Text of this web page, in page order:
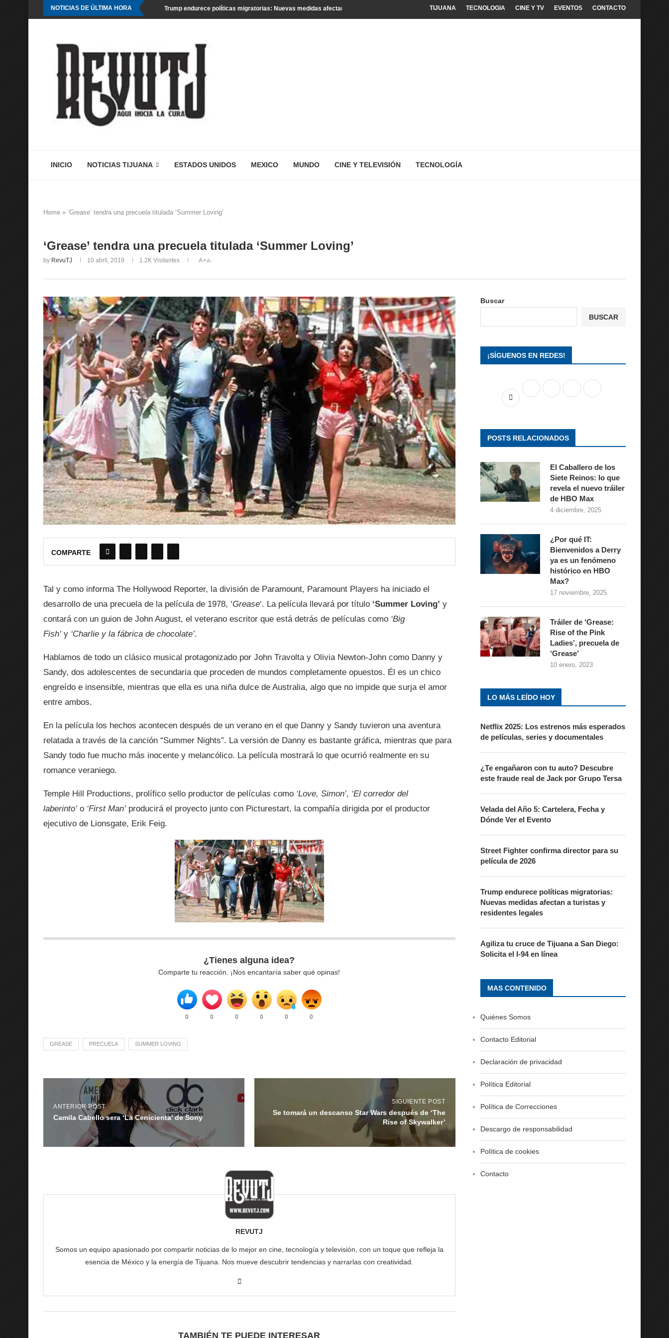
NOTICIAS DE ÚLTIMA HORA Trump endurece políticas migratorias: Nuevas medidas afectan a turistas y residentes legalesTIJUANA TECNOLOGIA CINE Y TV EVENTOS CONTACTO
INICIO NOTICIAS TIJUANA ESTADOS UNIDOS MEXICO MUNDO CINE Y TELEVISIÓN TECNOLOGÍA
Home » ‘Grease’ tendra una precuela titulada ‘Summer Loving’
‘Grease’ tendra una precuela titulada ‘Summer Loving’
by RevuTJ 10 abril, 2019 1.2K Visitantes A+A-
COMPARTE
Tal y como informa The Hollywood Reporter, la división de Paramount, Paramount Players ha iniciado el
desarrollo de una precuela de la película de 1978, ‘Grease‘. La película llevará por título ‘Summer Loving’ y
contará con un guion de John August, el veterano escritor que está detrás de películas como ‘Big
Fish’ y ‘Charlie y la fábrica de chocolate’.
Hablamos de todo un clásico musical protagonizado por John Travolta y Olivia Newton-John como Danny y
Sandy, dos adolescentes de secundaria que proceden de mundos completamente opuestos. Él es un chico
engreído e insensible, mientras que ella es una niña dulce de Australia, algo que no impide que surja el amor
entre ambos.
En la película los hechos acontecen después de un verano en el que Danny y Sandy tuvieron una aventura
relatada a través de la canción “Summer Nights”. La versión de Danny es bastante gráfica, mientras que para
Sandy todo fue mucho más inocente y melancólico. La película mostrará lo que ocurrió realmente en su
romance veraniego.
Temple Hill Productions, prolífico sello productor de películas como ‘Love, Simon’, ‘El corredor del
laberinto’ o ‘First Man’ producirá el proyecto junto con Picturestart, la compañía dirigida por el productor
ejecutivo de Lionsgate, Erik Feig.
¿Tienes alguna idea?
Comparte tu reacción. ¡Nos encantaría saber qué opinas!
0 0 0 0 0 0
GREASE PRECUELA SUMMER LOVING
ANTERIOR POST
Camila Cabello sera ‘La Cenicienta’ de Sony
SIGUIENTE POST
Se tomará un descanso Star Wars después de ‘The
Rise of Skywalker’
REVUTJ
Somos un equipo apasionado por compartir noticias de lo mejor en cine, tecnología y televisión, con un toque que refleja la
esencia de México y la energía de Tijuana. Nos mueve descubrir tendencias y narrarlas con creatividad.
TAMBIÉN TE PUEDE INTERESAR
Buscar
BUSCAR
¡SÍGUENOS EN REDES!
POSTS RELACIONADOS
El Caballero de los
Siete Reinos: lo que
revela el nuevo tráiler
de HBO Max
4 diciembre, 2025
¿Por qué IT:
Bienvenidos a Derry
ya es un fenómeno
histórico en HBO
Max?
17 noviembre, 2025
Tráiler de ‘Grease:
Rise of the Pink
Ladies’, precuela de
‘Grease’
10 enero, 2023
LO MÁS LEÍDO HOY
Netflix 2025: Los estrenos más esperados
de películas, series y documentales
¿Te engañaron con tu auto? Descubre
este fraude real de Jack por Grupo Tersa
Velada del Año 5: Cartelera, Fecha y
Dónde Ver el Evento
Street Fighter confirma director para su
película de 2026
Trump endurece políticas migratorias:
Nuevas medidas afectan a turistas y
residentes legales
Agiliza tu cruce de Tijuana a San Diego:
Solicita el I-94 en línea
MAS CONTENIDO
Quiénes Somos
Contacto Editorial
Declaración de privacidad
Política Editorial
Política de Correcciones
Descargo de responsabilidad
Política de cookies
Contacto